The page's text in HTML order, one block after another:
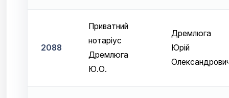
2088
Приватний
нотаріус
Дремлюга
Ю.О.
Дремлюга
Юрій